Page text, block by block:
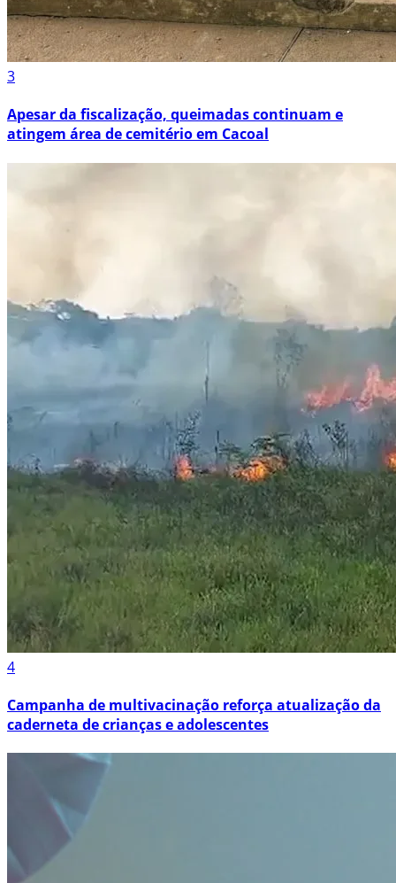
3
Apesar da fiscalização, queimadas continuam e
atingem área de cemitério em Cacoal
4
Campanha de multivacinação reforça atualização da
caderneta de crianças e adolescentes